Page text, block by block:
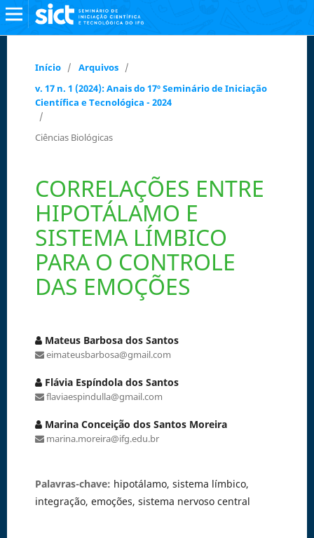
Início / Arquivos /
v. 17 n. 1 (2024): Anais do 17º Seminário de Iniciação
Científica e Tecnológica - 2024
/
Ciências Biológicas
CORRELAÇÕES ENTRE
HIPOTÁLAMO E
SISTEMA LÍMBICO
PARA O CONTROLE
DAS EMOÇÕES
Mateus Barbosa dos Santos
eimateusbarbosa@gmail.com
Flávia Espíndola dos Santos
flaviaespindulla@gmail.com
Marina Conceição dos Santos Moreira
marina.moreira@ifg.edu.br
Palavras-chave: hipotálamo, sistema límbico,
integração, emoções, sistema nervoso central